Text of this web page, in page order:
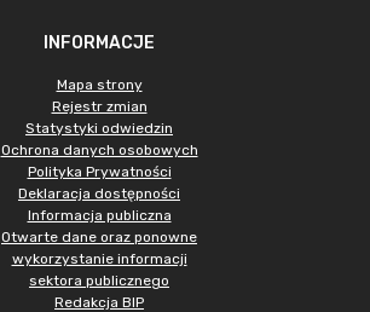
INFORMACJE
Mapa strony
Rejestr zmian
Statystyki odwiedzin
Ochrona danych osobowych
Polityka Prywatności
Deklaracja dostępności
Informacja publiczna
Otwarte dane oraz ponowne
wykorzystanie informacji
sektora publicznego
Redakcja BIP